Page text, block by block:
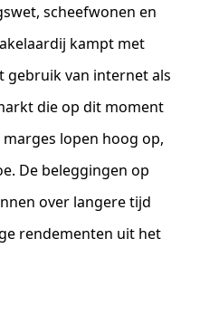
scheefwonen en
kampt met
gebruik van internet als
die op dit moment
lopen hoog op,
De beleggingen op
over langere tijd
rendementen uit het